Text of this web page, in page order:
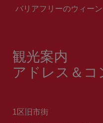
バリアフリーのウィーン
観光案内
アドレス＆コ
1区旧市街